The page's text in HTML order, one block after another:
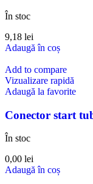
În stoc
9,18 lei
Adaugă în coș
Add to compare
Vizualizare rapidă
Adaugă la favorite
Conector start
În stoc
0,00 lei
Adaugă în coș